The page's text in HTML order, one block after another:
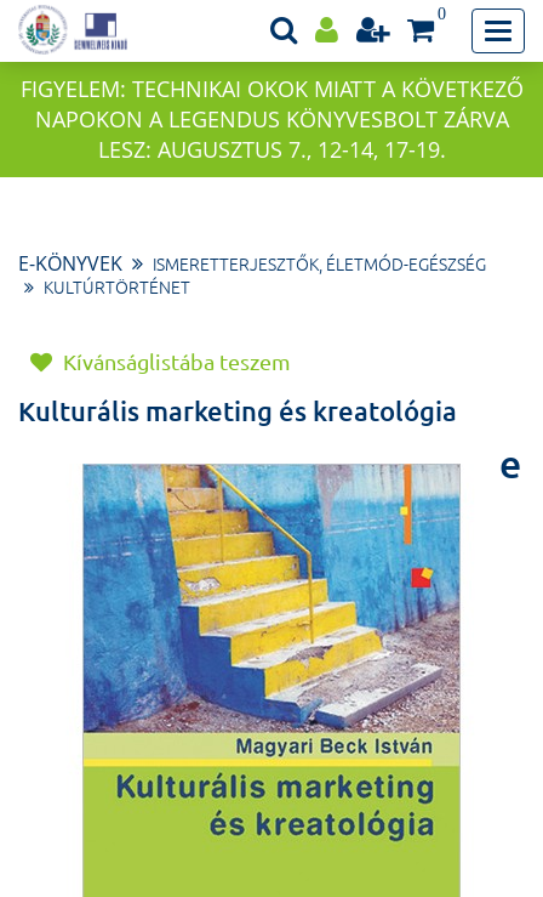
0
FIGYELEM: TECHNIKAI OKOK MIATT A KÖVETKEZŐ
NAPOKON A LEGENDUS KÖNYVESBOLT ZÁRVA
LESZ: AUGUSZTUS 7., 12-14, 17-19.
E-KÖNYVEK
ISMERETTERJESZTŐK, ÉLETMÓD-EGÉSZSÉG
KULTÚRTÖRTÉNET
Kívánságlistába teszem
Kulturális marketing és kreatológia
e